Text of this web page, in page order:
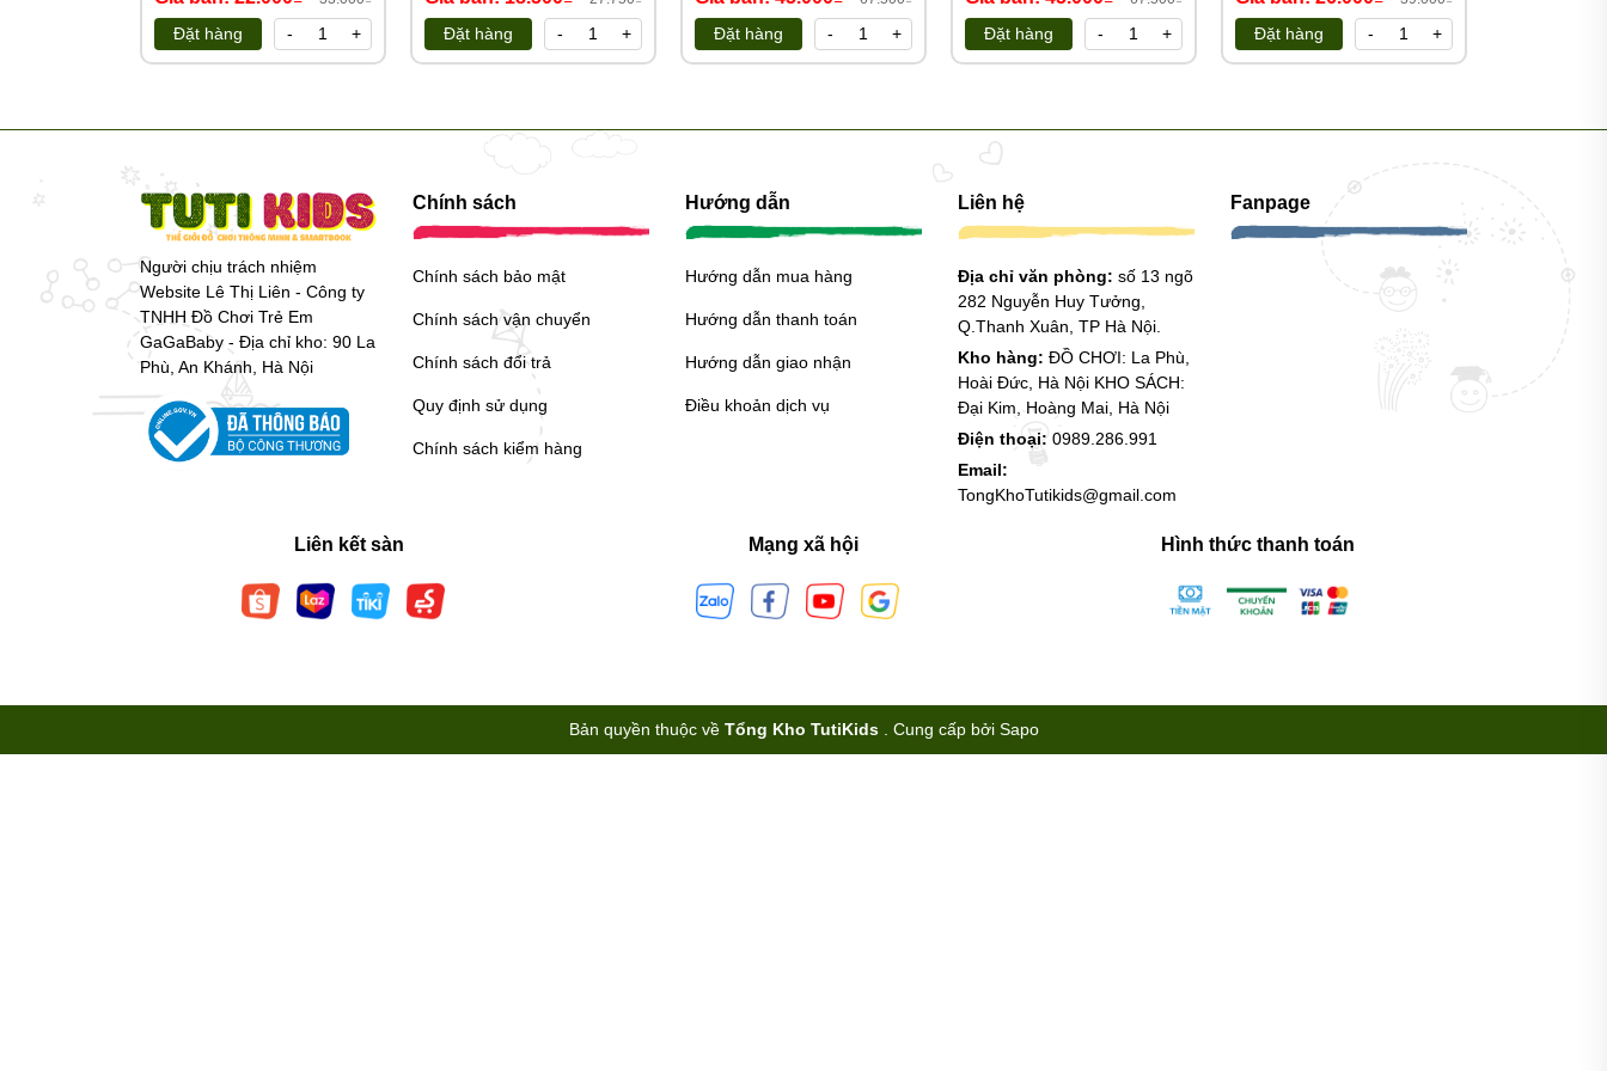
https://tongkhotutikids.com/
Đặt hàng - + Đặt hàng - + Đặt hàng - + Đặt hàng - + Đặt hàng - +
Người chịu trách nhiệm
Website Lê Thị Liên - Công ty
TNHH Đồ Chơi Trẻ Em
GaGaBaby - Địa chỉ kho: 90 La
Phù, An Khánh, Hà Nội
Chính sách
Chính sách bảo mật
Chính sách vận chuyển
Chính sách đổi trả
Quy định sử dụng
Chính sách kiểm hàng
Hướng dẫn
Hướng dẫn mua hàng
Hướng dẫn thanh toán
Hướng dẫn giao nhận
Điều khoản dịch vụ
Liên hệ
Địa chỉ văn phòng: số 13 ngõ
282 Nguyễn Huy Tưởng,
Q.Thanh Xuân, TP Hà Nội.
Kho hàng: ĐỒ CHƠI: La Phù,
Hoài Đức, Hà Nội KHO SÁCH:
Đại Kim, Hoàng Mai, Hà Nội
Điện thoại: 0989.286.991
Email:
TongKhoTutikids@gmail.com
Fanpage
Liên kết sàn Mạng xã hội Hình thức thanh toán
Bản quyền thuộc về Tổng Kho TutiKids Cung cấp bởi Sapo